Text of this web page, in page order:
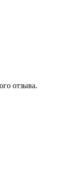
отзыва.